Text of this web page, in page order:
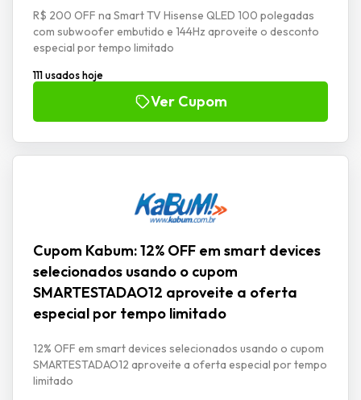
R$ 200 OFF na Smart TV Hisense QLED 100 polegadas
com subwoofer embutido e 144Hz aproveite o desconto
especial por tempo limitado
111 usados hoje
Ver Cupom
Cupom Kabum: 12% OFF em smart devices
selecionados usando o cupom
SMARTESTADAO12 aproveite a oferta
especial por tempo limitado
12% OFF em smart devices selecionados usando o cupom
SMARTESTADAO12 aproveite a oferta especial por tempo
limitado